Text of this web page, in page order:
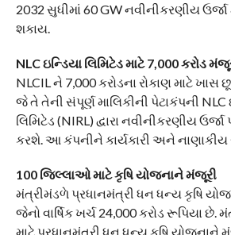
2032 સુધીમાં 60 GW નવીનીકરણીય ઉર્જા
શકાય.
NLC ઇન્ડિયા લિમિટેડ માટે 7,000 કરોડ
NLCIL ને 7,000 કરોડના રોકાણ માટે
જે તે તેની સંપૂર્ણ માલિકીની પેટાકંપની
લિમિટેડ (NIRL) દ્વારા નવીનીકરણીય
કરશે. આ કંપનીને કાર્યકારી અને
100 જિલ્લાઓ માટે કૃષિ યોજનાને મંજૂરી
મંત્રીમંડળે પ્રધાનમંત્રી ધન ધન્ય કૃષિ
જેનો વાર્ષિક ખર્ચ 24,000 કરોડ રૂપિયા છે.
માટે પ્રધાનમંત્રી ધન ધન્ય કૃષિ યોજનાને